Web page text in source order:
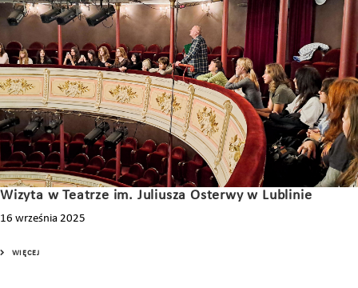
Wizyta w Teatrze im. Juliusza Osterwy w Lublinie
16 września 2025
WIĘCEJ